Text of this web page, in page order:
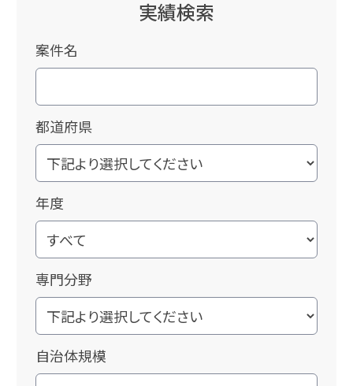
実績検索
案件名
都道府県
年度
専門分野
自治体規模